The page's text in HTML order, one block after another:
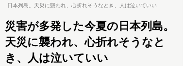
日本列島。天災に襲われ、心折れそうなとき、人は泣いていい
災害が多発した今夏の日本列島。
天災に襲われ、心折れそうなと
き、人は泣いていい